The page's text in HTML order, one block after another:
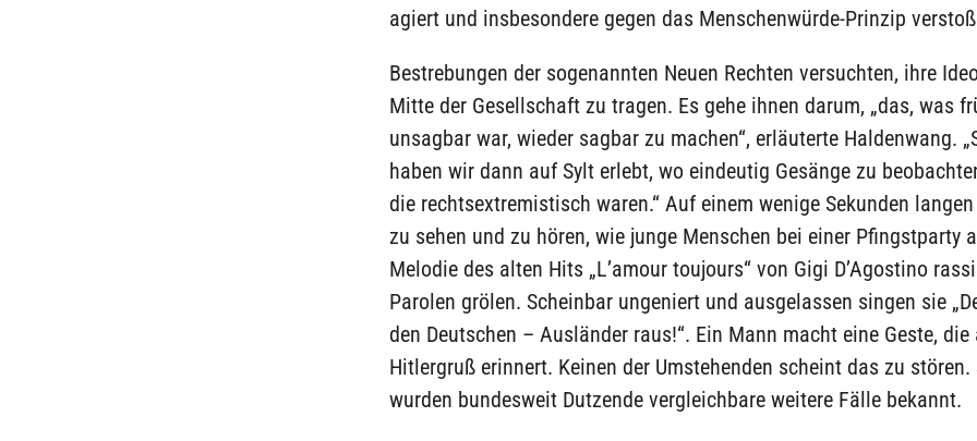
agiert und insbesondere gegen das Menschenwürde-Prinzip
Bestrebungen der sogenannten Neuen Rechten versuchten, ihre
Mitte der Gesellschaft zu tragen. Es gehe ihnen darum, „das, was
unsagbar war, wieder sagbar zu machen“, erläuterte Haldenwang.
haben wir dann auf Sylt erlebt, wo eindeutig Gesänge zu
die rechtsextremistisch waren.“ Auf einem wenige Sekunden
zu sehen und zu hören, wie junge Menschen bei einer Pfingstparty
Melodie des alten Hits „L’amour toujours“ von Gigi D’Agostino
Parolen grölen. Scheinbar ungeniert und ausgelassen singen sie
den Deutschen – Ausländer raus!“. Ein Mann macht eine Geste, die
Hitlergruß erinnert. Keinen der Umstehenden scheint das zu stören.
wurden bundesweit Dutzende vergleichbare weitere Fälle bekannt.